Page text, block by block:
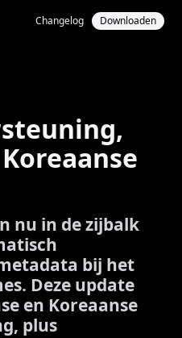
Changelog Downloaden
nu in de zijbalk
bij het
Deze update
en Koreaanse
plus